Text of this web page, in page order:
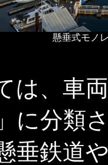
懸垂式モノ
は、車
に分類
垂鉄道